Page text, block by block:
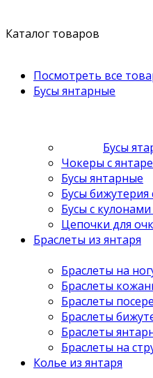
Каталог товаров
Посмотреть все
Бусы янтарные
Бусы
Чокеры с
Бусы янтарные
Бусы бижутерия
Бусы с
Цепочки для
Браслеты из янтаря
Браслеты на
Браслеты
Браслеты
Браслеты
Браслеты
Браслеты на
Колье из янтаря